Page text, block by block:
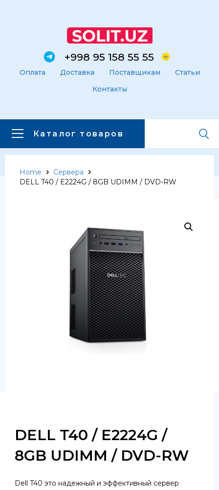
+998 95 158 55 55
Оплата Доставка Поставщикам
Статьи
Контакты
Каталог товаров
Главная Каталог товаров
Системы хранения данных
Серверные комплектующие
Оперативная память
Home
Сервера
DELL T40 / E2224G / 8GB UDIMM / DVD-RW
DELL T40 / E2224G /
8GB UDIMM / DVD-RW
Dell T40 это надежный и эффективный сервер